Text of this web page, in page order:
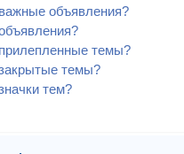
объявления?
темы?
темы?
тем?